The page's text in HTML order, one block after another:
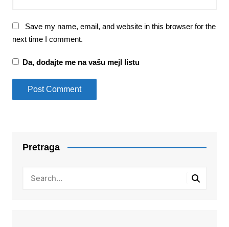
Save my name, email, and website in this browser for the
next time I comment.
Da, dodajte me na vašu mejl listu
Pretraga